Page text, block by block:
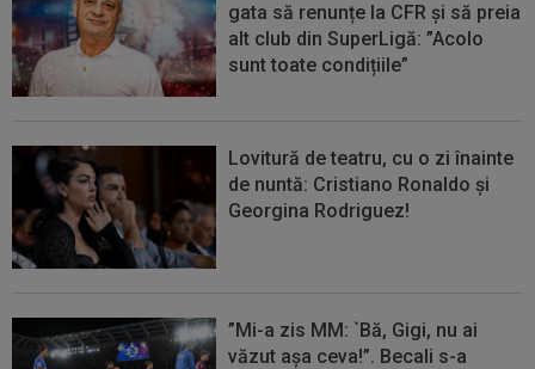
gata să renunțe la CFR și să preia
alt club din SuperLigă: ”Acolo
sunt toate condițiile”
Lovitură de teatru, cu o zi înainte
de nuntă: Cristiano Ronaldo și
Georgina Rodriguez!
”Mi-a zis MM: `Bă, Gigi, nu ai
văzut așa ceva!”. Becali s-a